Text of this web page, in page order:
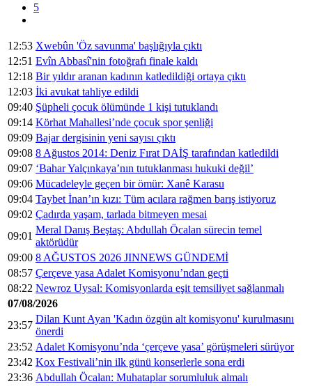
5
12:53 Xwebûn 'Öz savunma' başlığıyla çıktı
12:51 Evîn Abbasî'nin fotoğrafı finale kaldı
12:18 Bir yıldır aranan kadının katledildiği ortaya çıktı
12:03 İki avukat tahliye edildi
09:40 Şüpheli çocuk ölümünde 1 kişi tutuklandı
09:14 Körhat Mahallesi’nde çocuk spor şenliği
09:09 Bajar dergisinin yeni sayısı çıktı
09:08 8 Ağustos 2014: Deniz Fırat DAİŞ tarafından katledildi
09:07 ‘Bahar Yalçınkaya’nın tutuklanması hukuki değil’
09:06 Mücadeleyle geçen bir ömür: Xanê Karasu
09:04 Taybet İnan’ın kızı: Tüm acılara rağmen barış istiyoruz
09:02 Çadırda yaşam, tarlada bitmeyen mesai
09:01
Meral Danış Beştaş: Abdullah Öcalan sürecin temel
aktörüdür
09:00 8 AĞUSTOS 2026 JINNEWS GÜNDEMİ
08:57 Çerçeve yasa Adalet Komisyonu’ndan geçti
08:22 Newroz Uysal: Komisyonlarda eşit temsiliyet sağlanmalı
07/08/2026
23:57
Dilan Kunt Ayan 'Kadın özgün alt komisyonu' kurulmasını
önerdi
23:52 Adalet Komisyonu’nda ‘çerçeve yasa’ görüşmeleri sürüyor
23:42 Kox Festivali’nin ilk günü konserlerle sona erdi
23:36 Abdullah Öcalan: Muhataplar sorumluluk almalı